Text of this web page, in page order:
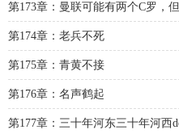
第173章：曼联可能有两个C罗，
第174章：老兵不死
第175章：青黄不接
第176章：名声鹤起
第177章：三十年河东三十年河西